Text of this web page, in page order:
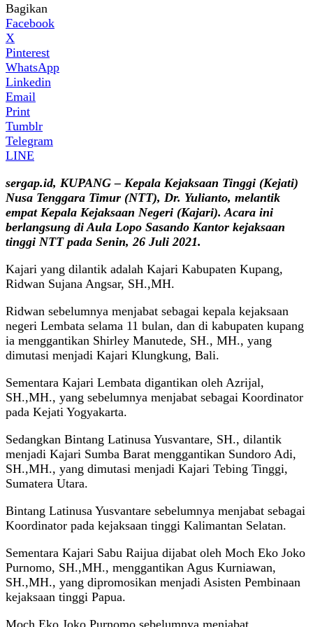
Bagikan
Facebook
X
Pinterest
WhatsApp
Linkedin
Email
Print
Tumblr
Telegram
LINE
sergap.id, KUPANG – Kepala Kejaksaan Tinggi (Kejati)
Nusa Tenggara Timur (NTT), Dr. Yulianto, melantik
empat Kepala Kejaksaan Negeri (Kajari). Acara ini
berlangsung di Aula Lopo Sasando Kantor kejaksaan
tinggi NTT pada Senin, 26 Juli 2021.
Kajari yang dilantik adalah Kajari Kabupaten Kupang,
Ridwan Sujana Angsar, SH.,MH.
Ridwan sebelumnya menjabat sebagai kepala kejaksaan
negeri Lembata selama 11 bulan, dan di kabupaten kupang
ia menggantikan Shirley Manutede, SH., MH., yang
dimutasi menjadi Kajari Klungkung, Bali.
Sementara Kajari Lembata digantikan oleh Azrijal,
SH.,MH., yang sebelumnya menjabat sebagai Koordinator
pada Kejati Yogyakarta.
Sedangkan Bintang Latinusa Yusvantare, SH., dilantik
menjadi Kajari Sumba Barat menggantikan Sundoro Adi,
SH.,MH., yang dimutasi menjadi Kajari Tebing Tinggi,
Sumatera Utara.
Bintang Latinusa Yusvantare sebelumnya menjabat sebagai
Koordinator pada kejaksaan tinggi Kalimantan Selatan.
Sementara Kajari Sabu Raijua dijabat oleh Moch Eko Joko
Purnomo, SH.,MH., menggantikan Agus Kurniawan,
SH.,MH., yang dipromosikan menjadi Asisten Pembinaan
kejaksaan tinggi Papua.
Moch Eko Joko Purnomo sebelumnya menjabat